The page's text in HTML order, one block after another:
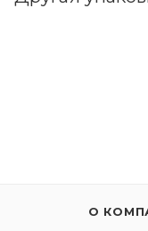
каталитический
О